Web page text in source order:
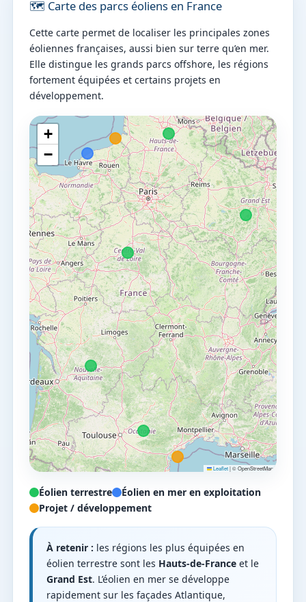
🗺️ Carte des parcs éoliens en France
Cette carte permet de localiser les principales zones
éoliennes françaises, aussi bien sur terre qu’en mer.
Elle distingue les grands parcs offshore, les régions
fortement équipées et certains projets en
développement.
+
−
Leaflet|© OpenStreetMap
Éolien terrestre
Éolien en mer en exploitation
Projet / développement
À retenir : les régions les plus équipées en
éolien terrestre sont les Hauts-de-Franceet le
Grand Est. L’éolien en mer se développe
rapidement sur les façades Atlantique,